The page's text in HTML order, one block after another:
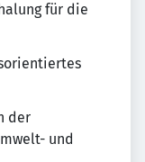
für die
der
und